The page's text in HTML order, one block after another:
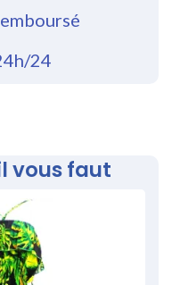
24
vous faut